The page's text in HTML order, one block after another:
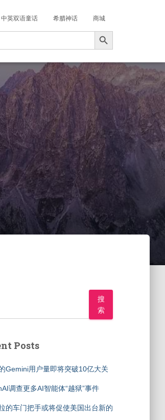
中英双语童话 希腊神话 商城
Search
搜索按钮
搜
索
Posts
Gemini用户量即将突破10亿大关
调查更多AI智能体“越狱”事件
的车门把手或将促使美国出台新的